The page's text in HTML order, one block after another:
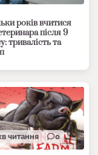
років вчитися
після 9
тривалість та
читання 0